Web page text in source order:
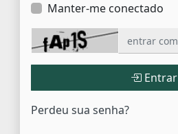
Manter-me conectado
Entrar
Perdeu sua senha?